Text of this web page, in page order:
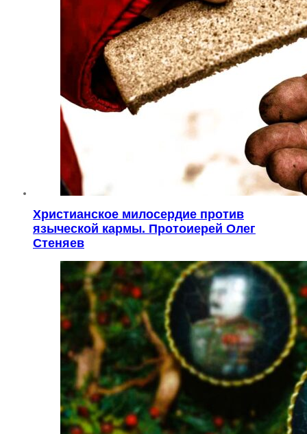
Христианское милосердие против
языческой кармы. Протоиерей Олег
Стеняев